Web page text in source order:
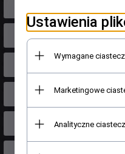
Piasty
Ustawienia
Wymagane
Marketingowe
Analityczne